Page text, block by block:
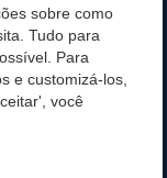
MUNICIPAL
sobre como
Tudo para
Para
e customizá-los,
você